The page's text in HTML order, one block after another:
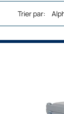
Trier par: